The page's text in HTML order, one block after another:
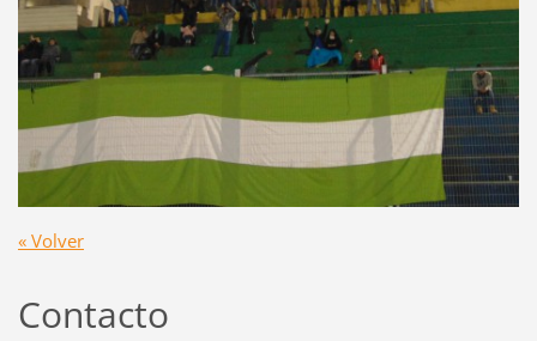
« Volver
Contacto